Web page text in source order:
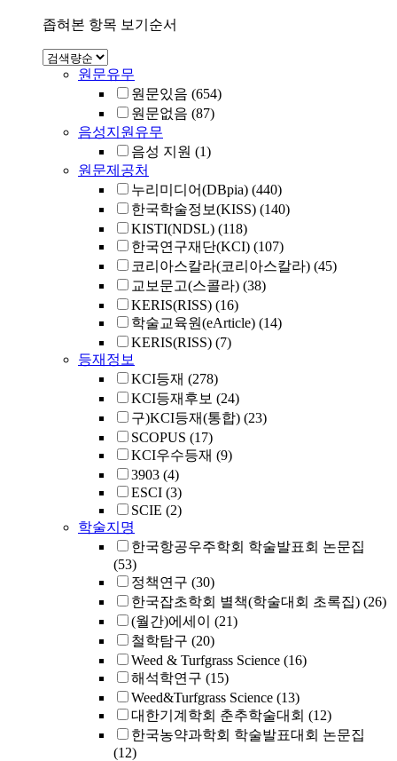
좁혀본 항목 보기순서
원문유무
원문있음 (654)
원문없음 (87)
음성지원유무
음성 지원 (1)
원문제공처
누리미디어(DBpia) (440)
한국학술정보(KISS) (140)
KISTI(NDSL) (118)
한국연구재단(KCI) (107)
코리아스칼라(코리아스칼라) (45)
교보문고(스콜라) (38)
KERIS(RISS) (16)
학술교육원(eArticle) (14)
KERIS(RISS) (7)
등재정보
KCI등재 (278)
KCI등재후보 (24)
구)KCI등재(통합) (23)
SCOPUS (17)
KCI우수등재 (9)
3903 (4)
ESCI (3)
SCIE (2)
학술지명
한국항공우주학회 학술발표회 논문집
(53)
정책연구 (30)
한국잡초학회 별책(학술대회 초록집) (26)
(월간)에세이
(21)
철학탐구 (20)
Weed & Turfgrass Science (16)
해석학연구 (15)
Weed&Turfgrass Science (13)
대한기계학회 춘추학술대회 (12)
한국농약과학회 학술발표대회 논문집
(12)